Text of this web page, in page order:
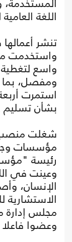
اللغة
تنشر
واستخدمت
واسع
ومفصل،
استمرت
بشأن تسليم
شغلت
مؤسسات
رئيسة
وعينت في
الإنسان،
مجلس
وعضوا